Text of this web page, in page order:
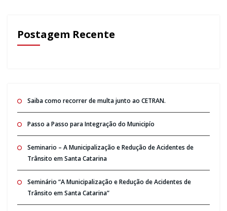
Postagem Recente
Saiba como recorrer de multa junto ao CETRAN.
Passo a Passo para Integração do Municipío
Seminario – A Municipalização e Redução de Acidentes de
Trânsito em Santa Catarina
Seminário “A Municipalização e Redução de Acidentes de
Trânsito em Santa Catarina”